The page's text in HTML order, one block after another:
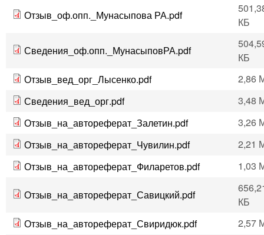
Отзыв_оф.опп._Мунасыпова РА.pdf
КБ
Сведения_оф.опп._МунасыповРА.pdf
КБ
Отзыв_вед_орг_Лысенко.pdf
2,86
Сведения_вед_орг.pdf
3,48
Отзыв_на_автореферат_Залетин.pdf
3,26
Отзыв_на_автореферат_Чувилин.pdf
2,21
Отзыв_на_автореферат_Филаретов.pdf
1,03
Отзыв_на_автореферат_Савицкий.pdf
КБ
Отзыв_на_автореферат_Свиридюк.pdf
2,57